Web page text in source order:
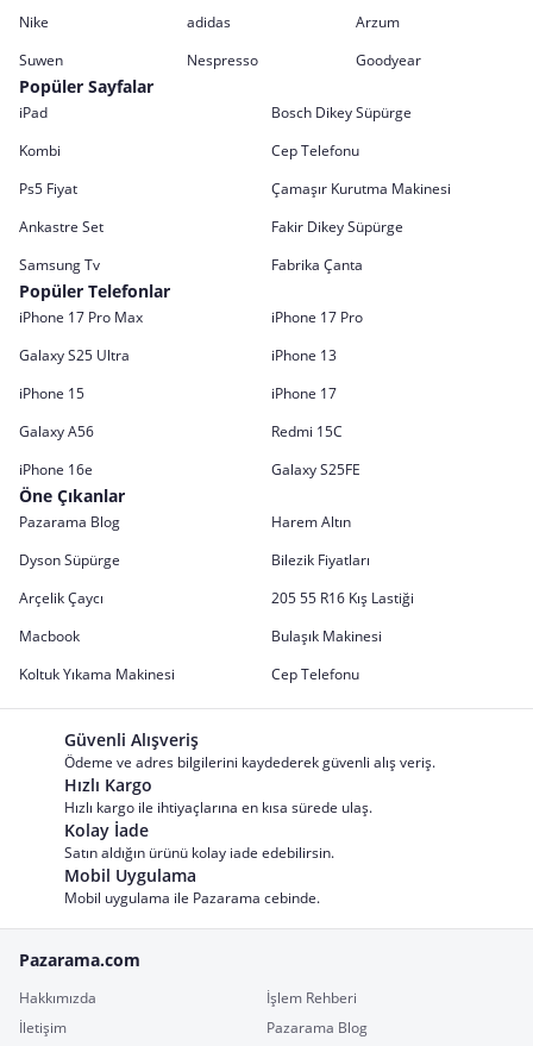
Nike adidas
Arzum
Suwen
Nespresso Goodyear
Popüler Sayfalar
iPad
Bosch Dikey Süpürge
Kombi
Cep Telefonu
Ps5 Fiyat
Çamaşır Kurutma Makinesi
Ankastre Set
Fakir Dikey Süpürge
Samsung Tv
Fabrika Çanta
Popüler Telefonlar
iPhone 17 Pro Max
iPhone 17 Pro
Galaxy S25 Ultra
iPhone 13
iPhone 15
iPhone 17
Galaxy A56
Redmi 15C
iPhone 16e
Galaxy S25FE
Öne Çıkanlar
Pazarama Blog
Harem Altın
Dyson Süpürge
Bilezik Fiyatları
Arçelik Çaycı
205 55 R16 Kış Lastiği
Macbook
Bulaşık Makinesi
Koltuk Yıkama Makinesi
Cep Telefonu
Güvenli Alışveriş
Ödeme ve adres bilgilerini kaydederek güvenli alış veriş.
Hızlı Kargo
Hızlı kargo ile ihtiyaçlarına en kısa sürede ulaş.
Kolay İade
Satın aldığın ürünü kolay iade edebilirsin.
Mobil Uygulama
Mobil uygulama ile Pazarama cebinde.
Pazarama.com
Hakkımızda
İşlem Rehberi
İletişim
Pazarama Blog